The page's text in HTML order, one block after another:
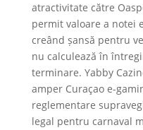
atractivitate către
permit valoare a notei
creând șansă pentru
nu calculează în
terminare. Yabby
amper Curaçao e-
reglementare
legal pentru carnaval